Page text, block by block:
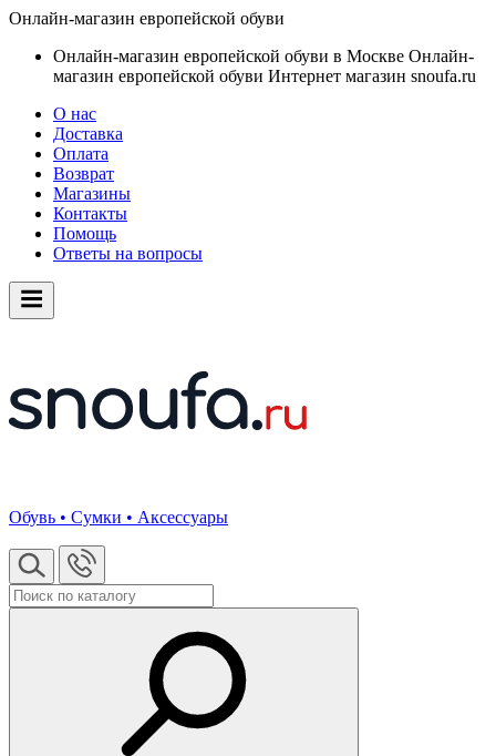
Онлайн-магазин европейской обуви
Онлайн-магазин европейской обуви в Москве Онлайн-
магазин европейской обуви Интернет магазин snoufa.ru
О нас
Доставка
Оплата
Возврат
Магазины
Контакты
Помощь
Ответы на вопросы
Обувь • Сумки • Аксессуары